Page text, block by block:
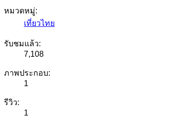
หมวดหมู่:
เที่ยวไทย
รับชมแล้ว:
7,108
ภาพประกอบ:
1
รีวิว:
1